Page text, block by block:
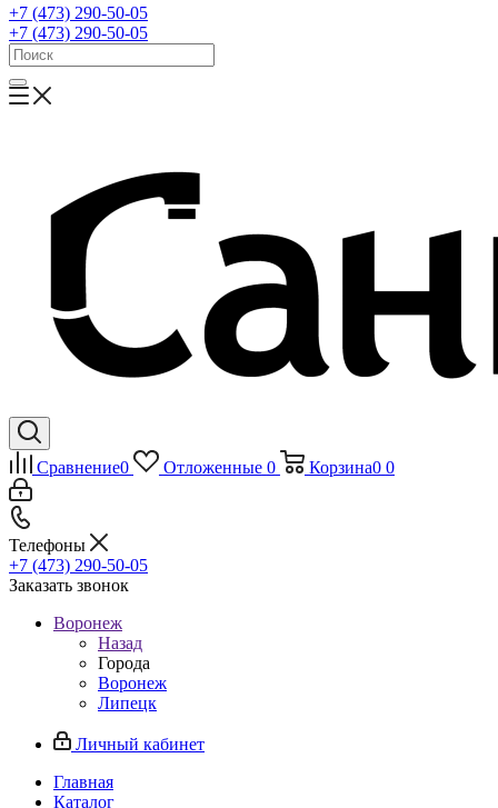
+7 (473) 290-50-05
+7 (473) 290-50-05
Сравнение0 Отложенные 0 Корзина0 0
Телефоны
+7 (473) 290-50-05
Заказать звонок
Воронеж
Назад
Города
Воронеж
Липецк
Личный кабинет
Главная
Каталог